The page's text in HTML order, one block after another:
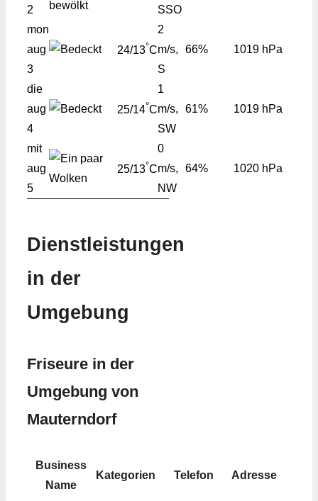
2
SSO
mon
aug
3
24/13°C
2
m/s,
S
66% 1019 hPa
die
aug
4
25/14°C
1
m/s,
SW
61% 1019 hPa
mit
aug
5
25/13°C
0
m/s,
NW
64% 1020 hPa
Dienstleistungen
in der
Umgebung
Friseure in der
Umgebung von
Mauterndorf
Business
Name
Kategorien Telefon Adresse